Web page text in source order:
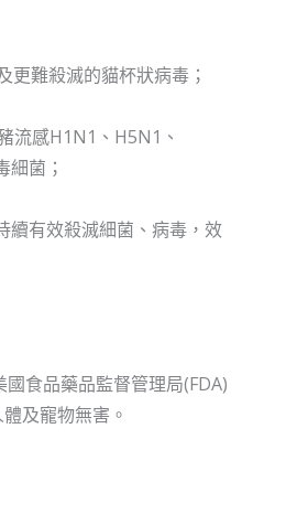
更難殺滅的貓杯狀病毒；
流感H1N1、H5N1、
菌；
續有效殺滅細菌、病毒，效
食品藥品監督管理局(FDA)
及寵物無害。